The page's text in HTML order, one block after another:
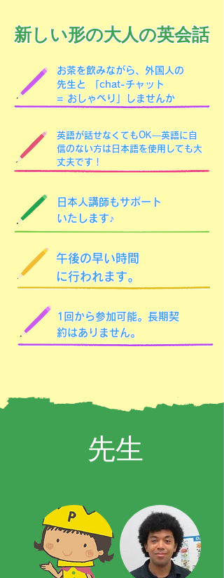
​新しい形の大人の英会話
お茶を飲みながら、外国人の
先生と 「chat-チャット
= おしゃべり」しませんか
英語が話せなくてもOK―英語に自
信のない方は日本語を使用しても大
丈夫です！
日本人講師もサポート
いたします♪
午後の早い時間
に行われます。
1回から参加可能。長期契
約はありません。
​先生